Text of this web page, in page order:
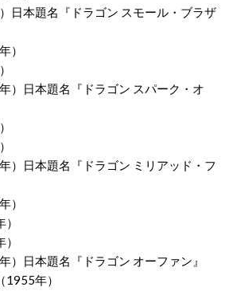
日本題名『ドラゴン スモール・ブラザ
）
）日本題名『ドラゴン スパーク・オ
）日本題名『ドラゴン ミリアッド・フ
）
）日本題名『ドラゴン オーファン』
1955年）